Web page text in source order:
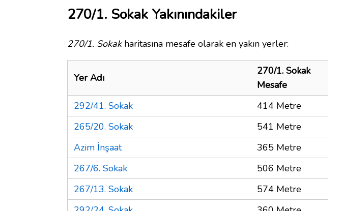
270/1. Sokak Yakınındakiler
270/1. Sokakharitasına mesafe olarak en yakın yerler:
Yer Adı
270/1. Sokak
Mesafe
292/41. Sokak
414 Metre
265/20. Sokak
541 Metre
Azim İnşaat
365 Metre
267/6. Sokak
506 Metre
267/13. Sokak
574 Metre